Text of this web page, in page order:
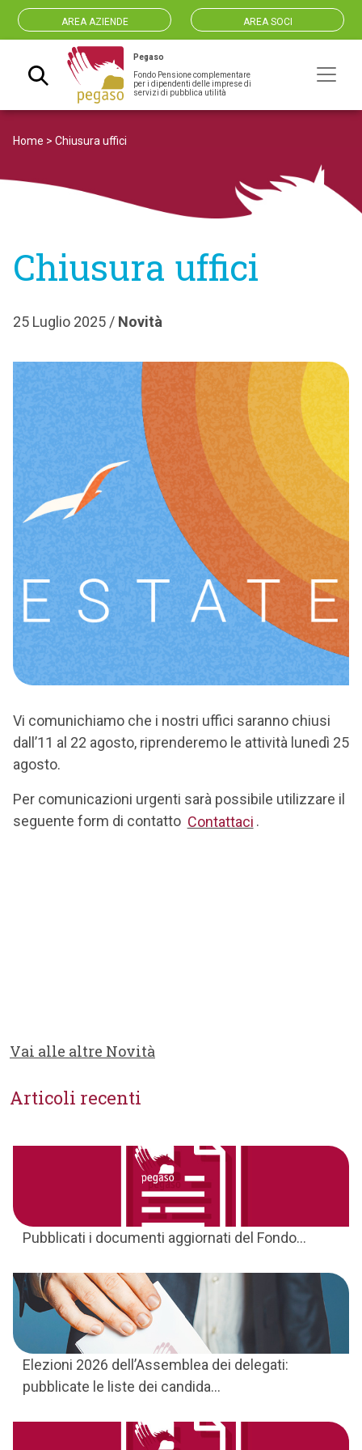
AREA AZIENDE AREA SOCI
Navigazione principale
Pegaso
Fondo Pensione complementare
per i dipendenti delle imprese di
servizi di pubblica utilità
Home > Chiusura uffici
Chiusura uffici
25 Luglio 2025 / Novità
Vi comunichiamo che i nostri uffici saranno chiusi
dall’11 al 22 agosto, riprenderemo le attività lunedì 25
agosto.
Per comunicazioni urgenti sarà possibile utilizzare il
seguente form di contatto Contattaci .
Vai alle altre Novità
Articoli recenti
Pubblicati i documenti aggiornati del Fondo...
Elezioni 2026 dell’Assemblea dei delegati:
pubblicate le liste dei candida...